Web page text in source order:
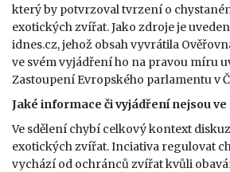
který by potvrzoval tvrzení o
exotických zvířat. Jako zdroje je
idnes.cz, jehož obsah vyvrátila
ve svém vyjádření ho na pravou míru
Zastoupení Evropského parlamentu v
Jaké informace či vyjádření nejsou
Ve sdělení chybí celkový kontext
exotických zvířat. Inciativa regulovat
vychází od ochránců zvířat kvůli